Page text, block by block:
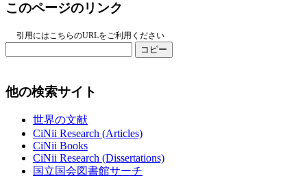
このページのリンク
引用にはこちらのURLをご利用ください
コピー
他の検索サイト
世界の文献
CiNii Research (Articles)
CiNii Books
CiNii Research (Dissertations)
国立国会図書館サーチ